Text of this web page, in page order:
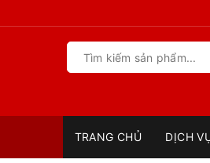
TRANG CHỦ DỊCH